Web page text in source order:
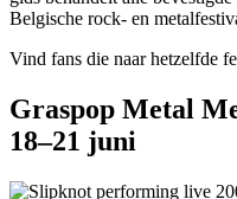
Belgische rock- en
Vind fans die naar hetzelfde
Graspop Metal
18–21 juni